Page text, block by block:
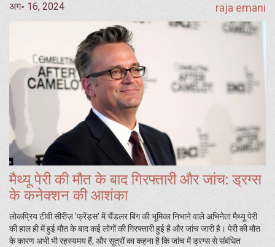
अग॰ 16, 2024 raja emani
मैथ्यू पेरी की मौत के बाद गिरफ्तारी और जांच: ड्रग्स
के कनेक्शन की आशंका
लोकप्रिय टीवी सीरीज़ 'फ्रेंड्स' में चैंडलर बिंग की भूमिका निभाने वाले अभिनेता मैथ्यू पेरी
की हाल ही में हुई मौत के बाद कई लोगों की गिरफ्तारी हुई है और जांच जारी है। पेरी की मौत
के कारण अभी भी रहस्यमय हैं, और सूत्रों का कहना है कि जांच में ड्रग्स से संबंधित